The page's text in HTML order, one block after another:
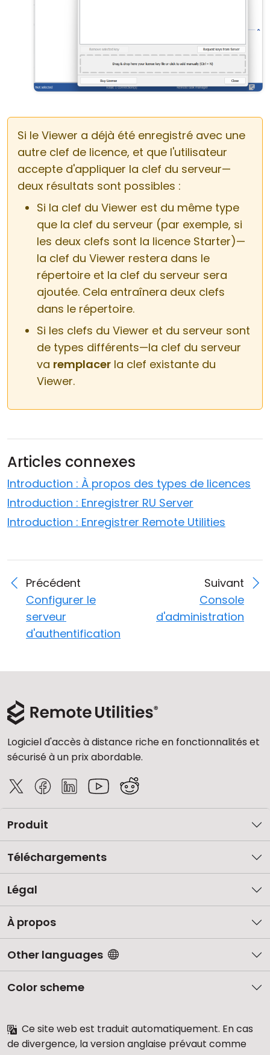
Si le Viewer a déjà été enregistré avec une
autre clef de licence, et que l'utilisateur
accepte d'appliquer la clef du serveur—
deux résultats sont possibles :
Si la clef du Viewer est du même type
que la clef du serveur (par exemple, si
les deux clefs sont la licence Starter)—
la clef du Viewer restera dans le
répertoire et la clef du serveur sera
ajoutée. Cela entraînera deux clefs
dans le répertoire.
Si les clefs du Viewer et du serveur sont
de types différents—la clef du serveur
va remplacer la clef existante du
Viewer.
Articles connexes
Introduction : À propos des types de licences
Introduction : Enregistrer RU Server
Introduction : Enregistrer Remote Utilities
Précédent
Configurer le
serveur
d'authentification
Suivant
Console
d'administration
Logiciel d'accès à distance riche en fonctionnalités et
sécurisé à un prix abordable.
Produit
Téléchargements
Légal
À propos
Other languages
Color scheme
Ce site web est traduit automatiquement. En cas
de divergence, la version anglaise prévaut comme